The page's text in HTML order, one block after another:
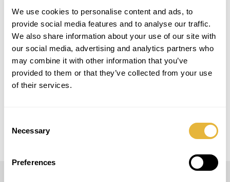
We use cookies to personalise content and ads, to
provide social media features and to analyse our traffic.
We also share information about your use of our site with
our social media, advertising and analytics partners who
may combine it with other information that you’ve
provided to them or that they’ve collected from your use
of their services.
Selection
Necessary
Preferences
PROJECT DETAILS
LOCAL
Lisboa